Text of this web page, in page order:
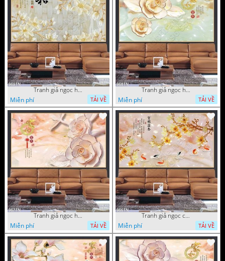
Tranh giả ngọc hoa nền gạch
Miễn phí
TẢI VỀ
Tranh giả ngọc hoa mai thư pháp
Miễn phí
TẢI VỀ
Tranh giả ngọc hoa mai
Miễn phí
TẢI VỀ
Tranh giả ngọc cá chép và hoa ngọc
Miễn phí
TẢI VỀ